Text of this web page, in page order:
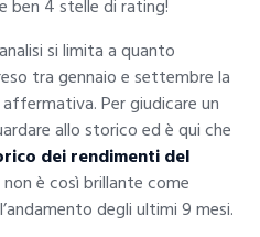
ben 4 stelle di rating!
si limita a quanto
tra gennaio e settembre la
Per giudicare un
allo storico ed è qui che
dei rendimenti del
non è così brillante come
degli ultimi 9 mesi.